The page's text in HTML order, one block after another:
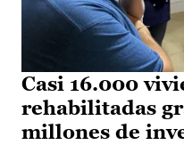
Casi 16.000
rehabilitadas
millones de